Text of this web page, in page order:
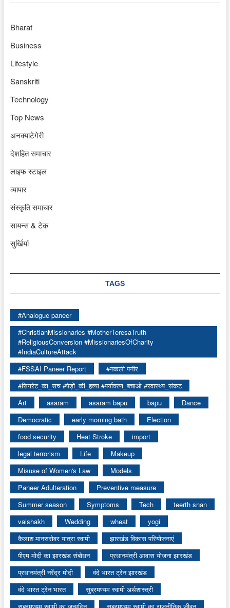
Bharat
Business
Lifestyle
Sanskriti
Technology
Top News
अनक्याटेगेरी
देशहित समाचार
लाइफ स्टाइल
व्यापार
संस्कृति समाचार
सायन्स & टेक
सुर्खियां
TAGS
#Analogue paneer
#ChristianMissionaries #MotherTeresaTruth
#ReligiousConversion #MissionariesOfCharity
#IndiaCultureAttack
#FSSAI Paneer Report
#नकली पनीर
#सिगरेट_का_सच #पेड़ों_की_हत्या #पर्यावरण_बचाओ #स्वास्थ्य_संकट
Art
asaram asaram bapu bapu
Dance
Democratic
early morning bath
Election
food security
Heat Stroke
import
legal terrorism
Life
Makeup
Misuse of Women's Law
Models
Paneer Adulteration
Preventive measure
Summer season
Symptoms Tech
teerth snan
vaishakh
Wedding wheat
yogi
कैलाश मानसरोवर यात्रा स्वामी
झारखंड विकास परियोजनाएं
पीएम मोदी का झारखंड संबोधन
प्रधानमंत्री आवास योजना झारखंड
प्रधानमंत्री नरेंद्र मोदी
वंदे भारत ट्रेन झारखंड
वंदे भारत ट्रेन भारत
सुब्रमण्यम स्वामी अर्थशास्त्री